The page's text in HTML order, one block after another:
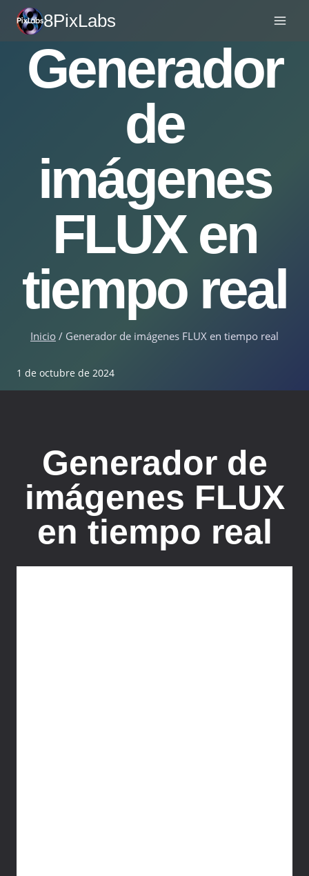
Saltar
contenido
8PixLabs
Generador
de
imágenes
FLUX en
tiempo real
Inicio / Generador de imágenes FLUX en tiempo real
1 de octubre de 2024
Generador de
imágenes FLUX
en tiempo real